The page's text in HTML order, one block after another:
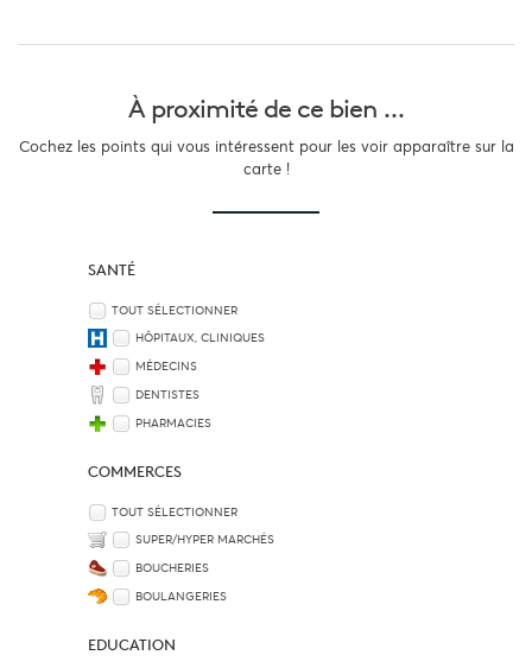
À proximité de ce bien ...
Cochez les points qui vous intéressent pour les voir apparaître sur la
carte !
SANTÉ
TOUT SÉLECTIONNER
HÔPITAUX, CLINIQUES
MÉDECINS
DENTISTES
PHARMACIES
COMMERCES
TOUT SÉLECTIONNER
SUPER/HYPER MARCHÉS
BOUCHERIES
BOULANGERIES
EDUCATION